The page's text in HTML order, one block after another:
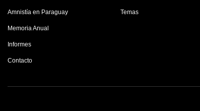
Amnistía en Paraguay
Memoria Anual
Informes
Contacto
Temas